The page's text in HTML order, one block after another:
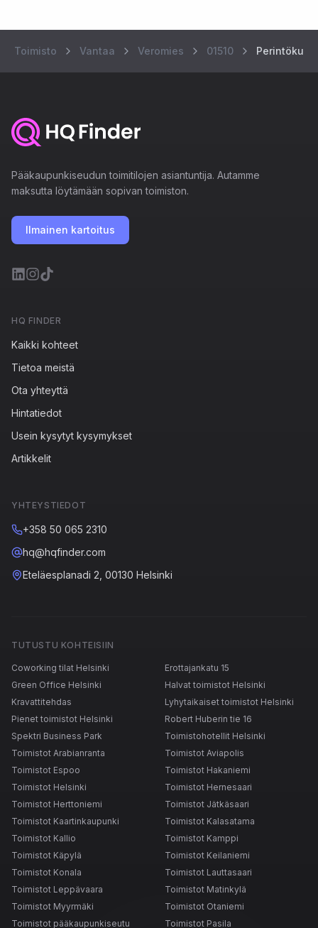
Toimisto Vantaa Veromies 01510 Perintökuja
Pääkaupunkiseudun toimitilojen asiantuntija. Autamme
maksutta löytämään sopivan toimiston.
Ilmainen kartoitus
HQ FINDER
Kaikki kohteet
Tietoa meistä
Ota yhteyttä
Hintatiedot
Usein kysytyt kysymykset
Artikkelit
YHTEYSTIEDOT
+358 50 065 2310
hq@hqfinder.com
Eteläesplanadi 2, 00130 Helsinki
TUTUSTU KOHTEISIIN
Coworking tilat Helsinki
Erottajankatu 15
Green Office Helsinki
Halvat toimistot Helsinki
Kravattitehdas
Lyhytaikaiset toimistot Helsinki
Pienet toimistot Helsinki
Robert Huberin tie 16
Spektri Business Park
Toimistohotellit Helsinki
Toimistot Arabianranta
Toimistot Aviapolis
Toimistot Espoo
Toimistot Hakaniemi
Toimistot Helsinki
Toimistot Hernesaari
Toimistot Herttoniemi
Toimistot Jätkäsaari
Toimistot Kaartinkaupunki
Toimistot Kalasatama
Toimistot Kallio
Toimistot Kamppi
Toimistot Käpylä
Toimistot Keilaniemi
Toimistot Konala
Toimistot Lauttasaari
Toimistot Leppävaara
Toimistot Matinkylä
Toimistot Myyrmäki
Toimistot Otaniemi
Toimistot pääkaupunkiseutu
Toimistot Pasila